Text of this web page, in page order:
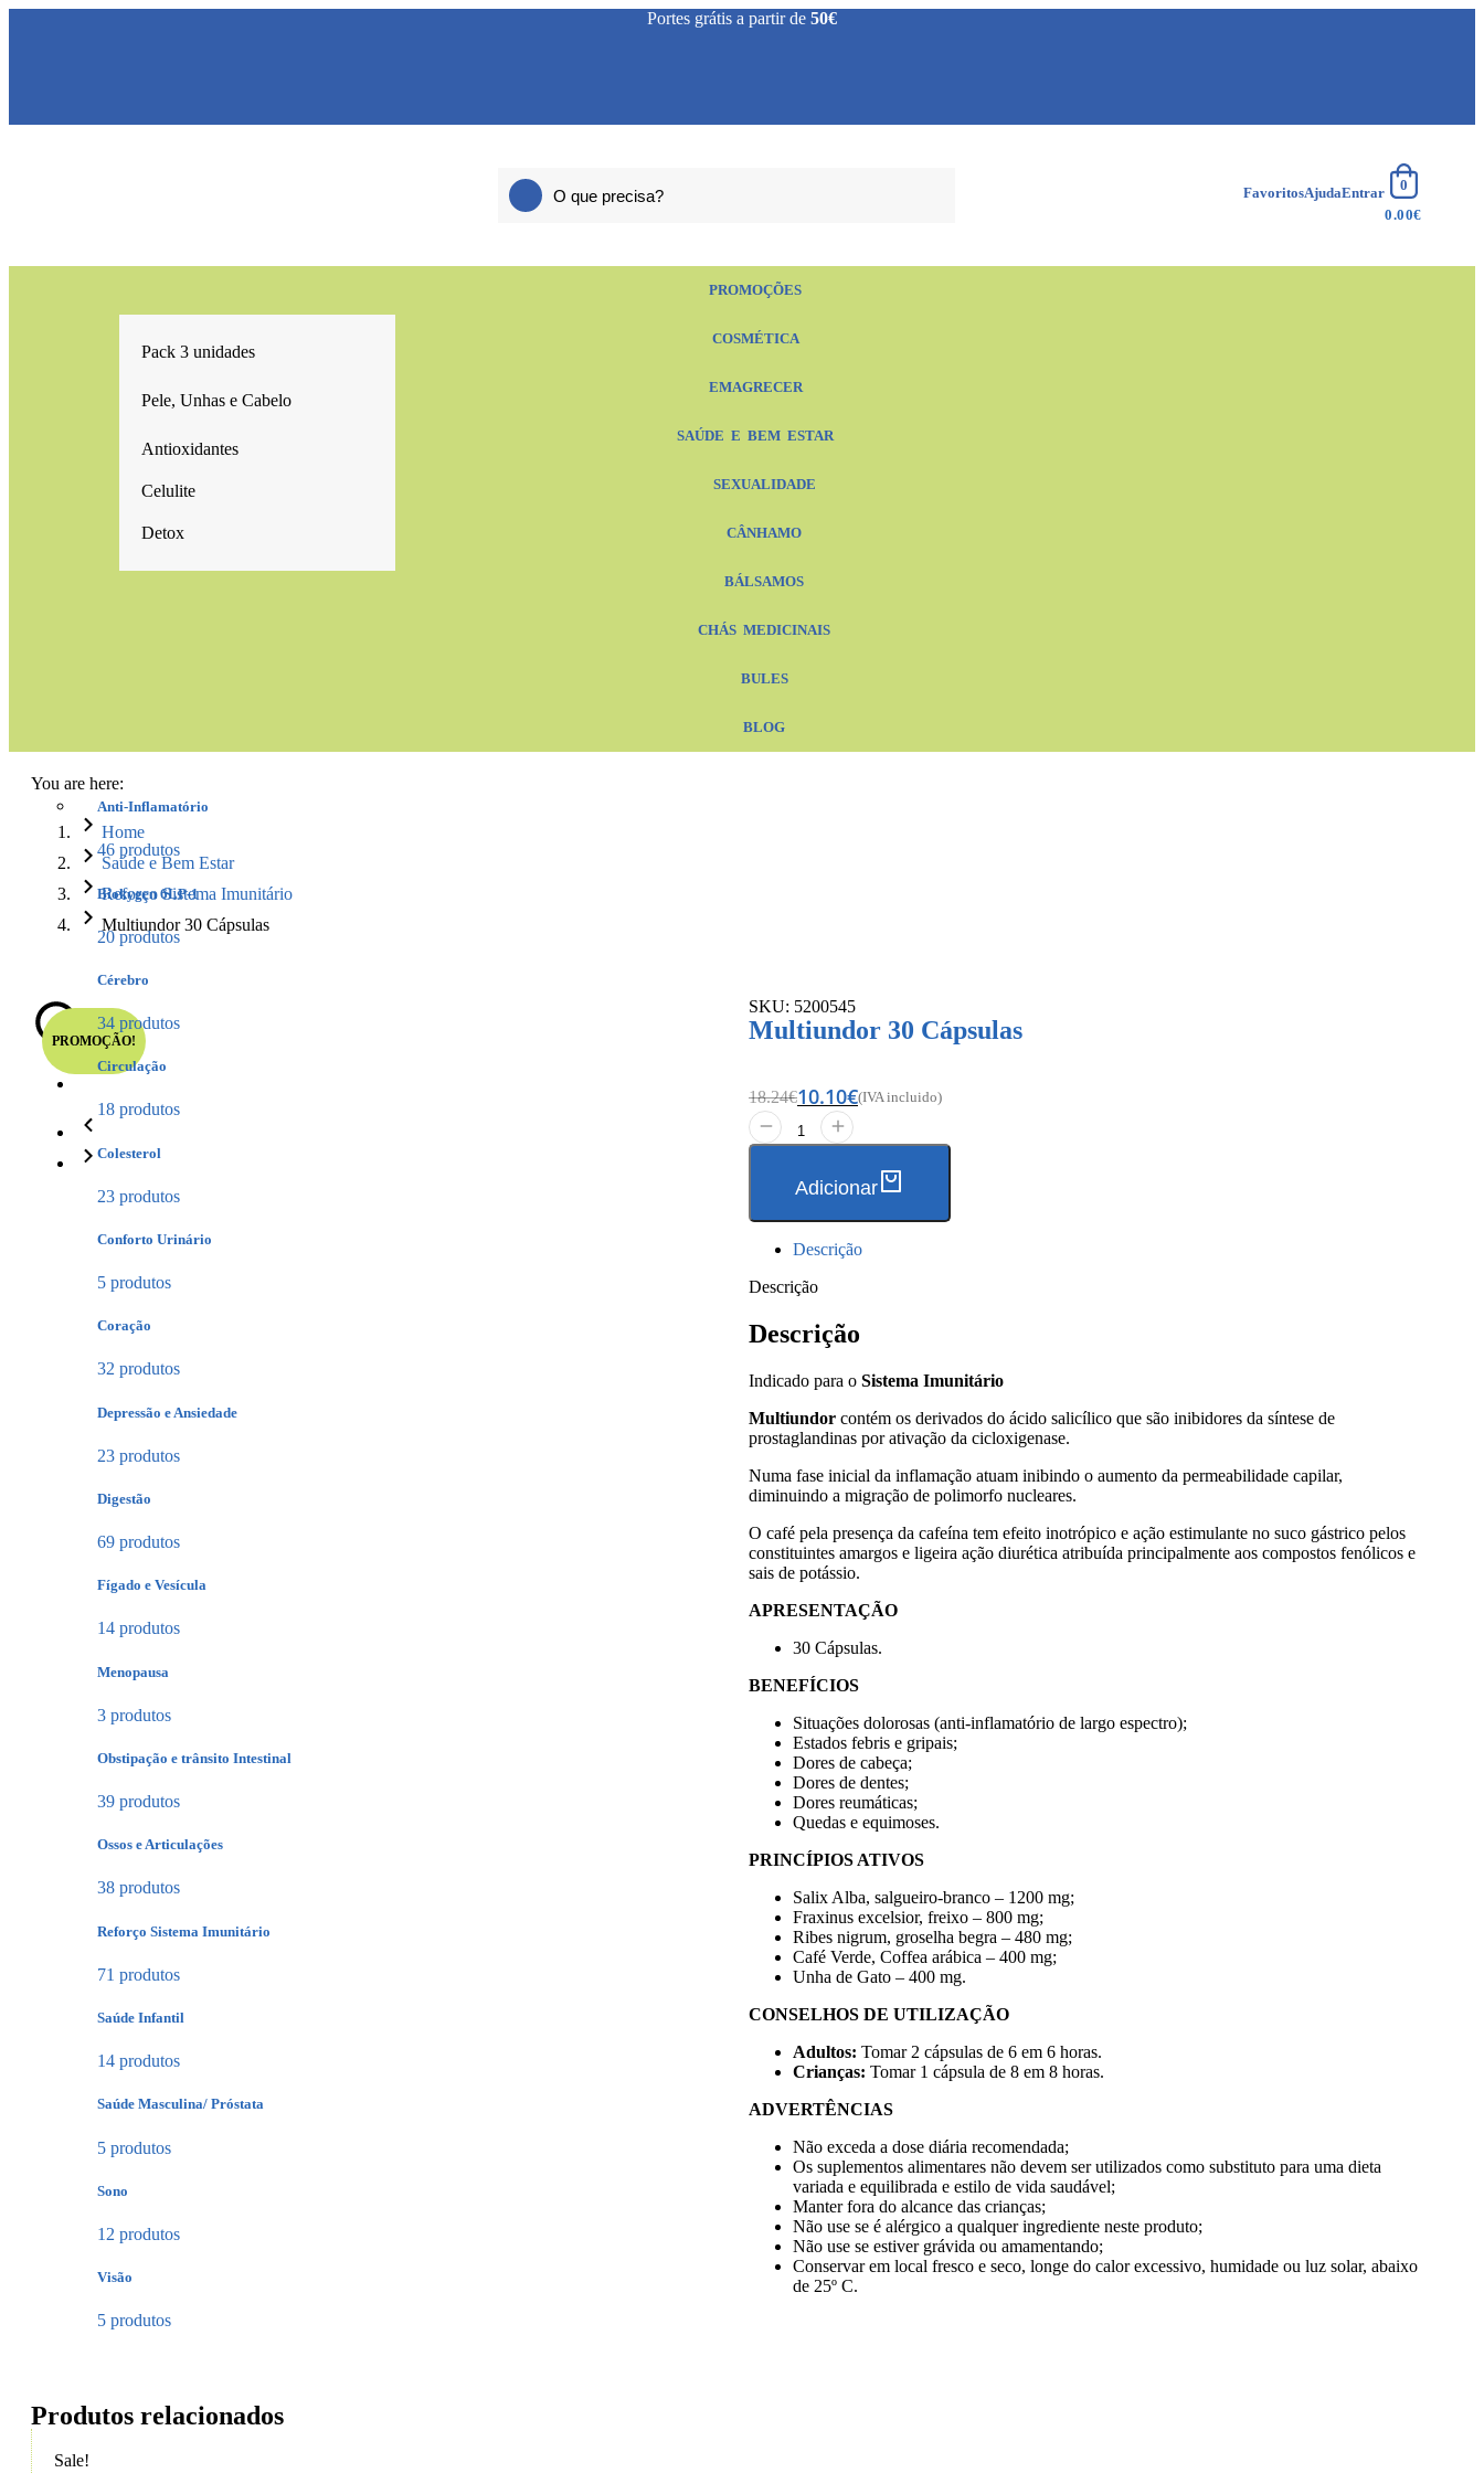
Portes grátis a partir de 50€
FavoritosAjudaEntrar
0.00€
PROMOÇÕES
Pack 3 unidades
Kits promocionais
COSMÉTICA
Pele, Unhas e Cabelo
EMAGRECER
Antioxidantes
Celulite
Detox
SAÚDE E BEM ESTAR
Anti-Inflamatório
46 produtos
Biokygen 6LP-1
20 produtos
Cérebro
34 produtos
Circulação
18 produtos
Colesterol
23 produtos
Conforto Urinário
5 produtos
Coração
32 produtos
Depressão e Ansiedade
23 produtos
Digestão
69 produtos
Fígado e Vesícula
14 produtos
Menopausa
3 produtos
Obstipação e trânsito Intestinal
39 produtos
Ossos e Articulações
38 produtos
Reforço Sistema Imunitário
71 produtos
Saúde Infantil
14 produtos
Saúde Masculina/ Próstata
5 produtos
Sono
12 produtos
Visão
5 produtos
SEXUALIDADE
CÂNHAMO
BÁLSAMOS
CHÁS MEDICINAIS
BULES
BLOG
You are here:
Home
Saúde e Bem Estar
Reforço Sistema Imunitário
Multiundor 30 Cápsulas
PROMOÇÃO!
SKU: 5200545
Multiundor 30 Cápsulas
18.24€10.10€(IVA incluido)
Adicionar
Descrição
Descrição
Descrição
Indicado para o Sistema Imunitário
Multiundor contém os derivados do ácido salicílico que são inibidores da síntese de
prostaglandinas por ativação da cicloxigenase.
Numa fase inicial da inflamação atuam inibindo o aumento da permeabilidade capilar,
diminuindo a migração de polimorfo nucleares.
O café pela presença da cafeína tem efeito inotrópico e ação estimulante no suco gástrico pelos
constituintes amargos e ligeira ação diurética atribuída principalmente aos compostos fenólicos e
sais de potássio.
APRESENTAÇÃO
30 Cápsulas.
BENEFÍCIOS
Situações dolorosas (anti-inflamatório de largo espectro);
Estados febris e gripais;
Dores de cabeça;
Dores de dentes;
Dores reumáticas;
Quedas e equimoses.
PRINCÍPIOS ATIVOS
Salix Alba, salgueiro-branco – 1200 mg;
Fraxinus excelsior, freixo – 800 mg;
Ribes nigrum, groselha begra – 480 mg;
Café Verde, Coffea arábica – 400 mg;
Unha de Gato – 400 mg.
CONSELHOS DE UTILIZAÇÃO
Adultos: Tomar 2 cápsulas de 6 em 6 horas.
Crianças: Tomar 1 cápsula de 8 em 8 horas.
ADVERTÊNCIAS
Não exceda a dose diária recomendada;
Os suplementos alimentares não devem ser utilizados como substituto para uma dieta
variada e equilibrada e estilo de vida saudável;
Manter fora do alcance das crianças;
Não use se é alérgico a qualquer ingrediente neste produto;
Não use se estiver grávida ou amamentando;
Conservar em local fresco e seco, longe do calor excessivo, humidade ou luz solar, abaixo
de 25º C.
Produtos relacionados
Sale!